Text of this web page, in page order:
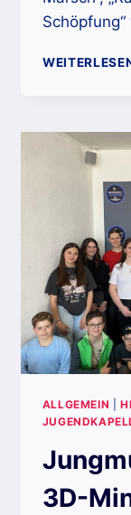
ALLGEMEIN |
3D-